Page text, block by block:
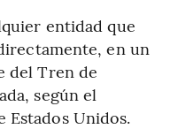
entidad que
en un
del Tren de
según el
Estados Unidos.